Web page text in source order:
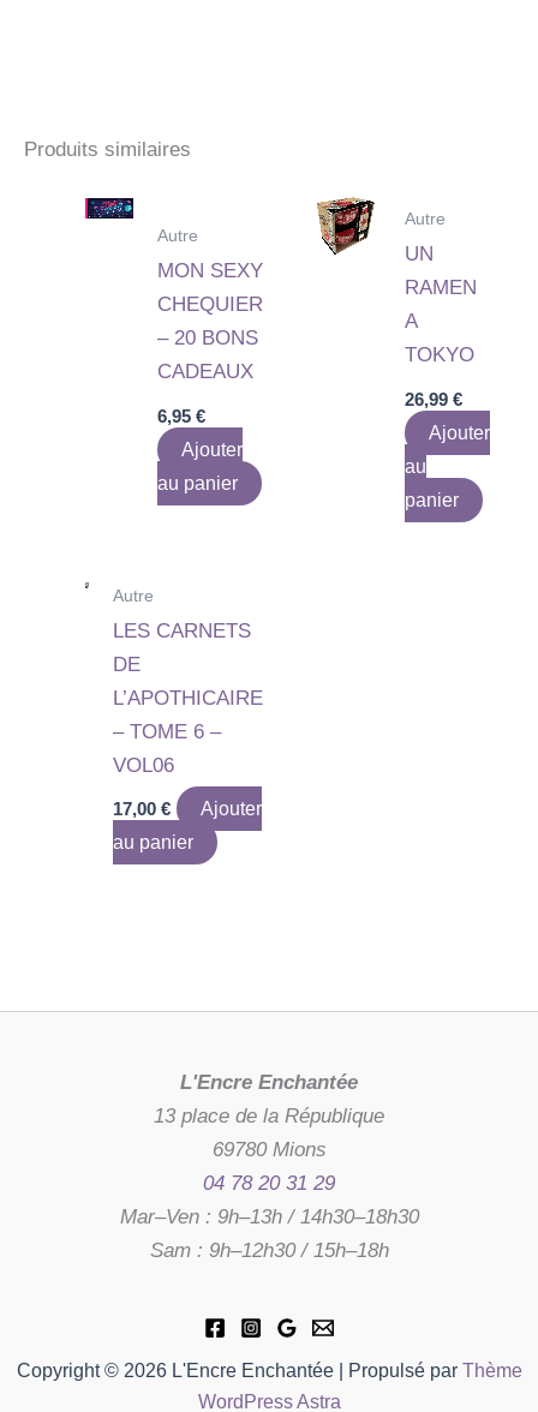
Produits similaires
Autre
MON SEXY
CHEQUIER
– 20 BONS
CADEAUX
6,95€
Ajouter
au panier
Autre
UN
RAMEN
A
TOKYO
26,99 €
Ajouter
au
panier
Autre
LES CARNETS
DE
L’APOTHICAIRE
– TOME 6 –
VOL06
17,00€
Ajouter
au panier
L'Encre Enchantée
13 place de la République
69780 Mions
04 78 20 31 29
Mar–Ven : 9h–13h / 14h30–18h30
Sam : 9h–12h30 / 15h–18h
Copyright © 2026 L'Encre Enchantée | Propulsé par Thème
WordPress Astra